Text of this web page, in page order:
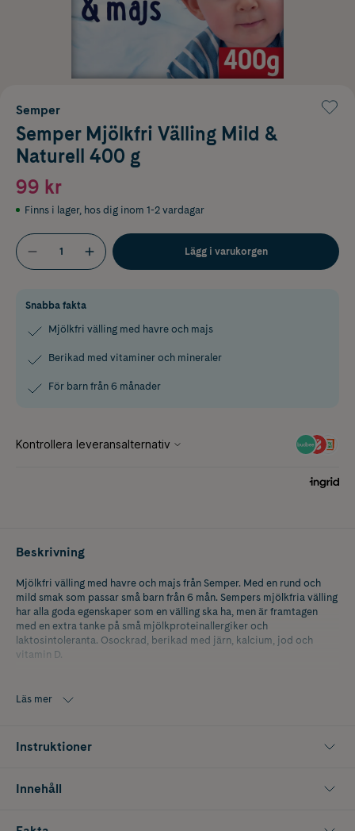
Semper
Semper Mjölkfri Välling Mild &
Naturell 400 g
99 kr
Finns i lager, hos dig inom 1-2 vardagar
Lägg i varukorgen
Snabba fakta
Mjölkfri välling med havre och majs
Berikad med vitaminer och mineraler
För barn från 6 månader
Beskrivning
Mjölkfri välling med havre och majs från Semper. Med en rund och
mild smak som passar små barn från 6 mån. Sempers mjölkfria välling
har alla goda egenskaper som en välling ska ha, men är framtagen
med en extra tanke på små mjölkproteinallergiker och
laktosintoleranta. Osockrad, berikad med järn, kalcium, jod och
vitamin D.
mellanmål mitt på dagen. Servera i nappflaska eller pipmugg.
Läs mer
Instruktioner
Innehåll